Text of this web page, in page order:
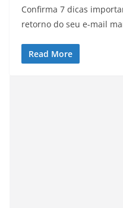
Confirma 7 dicas
retorno do seu e-mail
Read More